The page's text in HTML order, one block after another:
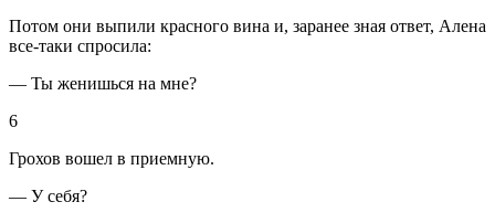
Потом они выпили красного вина и, заранее зная ответ, Алена
все-таки спросила:
— Ты женишься на мне?
6
Грохов вошел в приемную.
— У себя?